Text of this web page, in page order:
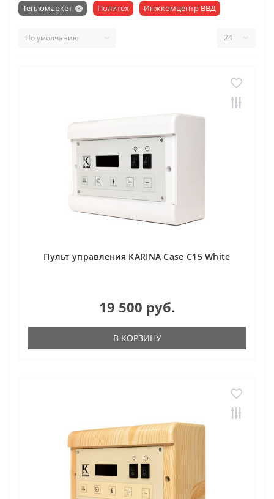
Тепломаркет
Политех Инжкомцентр ВВД
Пульт управления KARINA Case C15 White
19 500 руб.
В КОРЗИНУ